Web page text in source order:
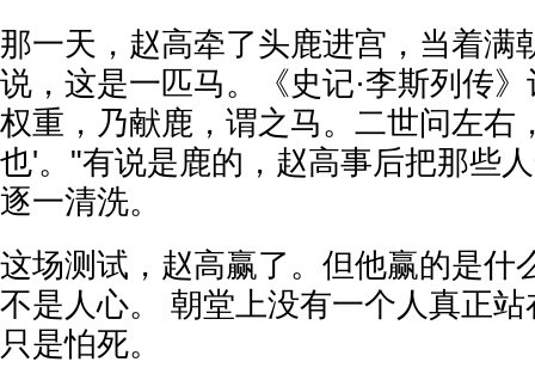
那一天，赵高牵了头鹿进宫，当着满
说，这是一匹马。《史记·李斯列传
权重，乃献鹿，谓之马。二世问左右
也'。"有说是鹿的，赵高事后把那些
逐一清洗。
这场测试，赵高赢了。但他赢的是什
不是人心。 朝堂上没有一个人真正
只是怕死。